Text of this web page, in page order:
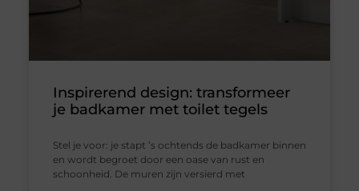
Inspirerend design: transformeer
je badkamer met toilet tegels
Stel je voor: je stapt ’s ochtends de badkamer binnen
en wordt begroet door een oase van rust en
schoonheid. De muren zijn versierd met